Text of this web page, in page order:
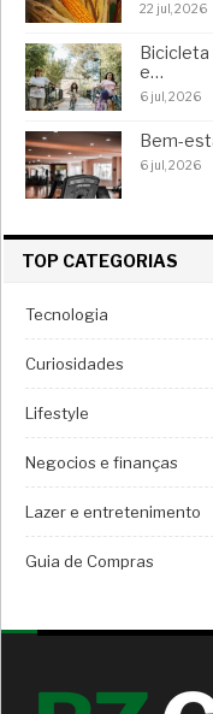
22 jul, 2026
Bicicleta
e…
6 jul, 2026
Bem-
6 jul, 2026
TOP CATEGORIAS
Tecnologia
Curiosidades
Lifestyle
Negocios e finanças
Lazer e entretenimento
Guia de Compras